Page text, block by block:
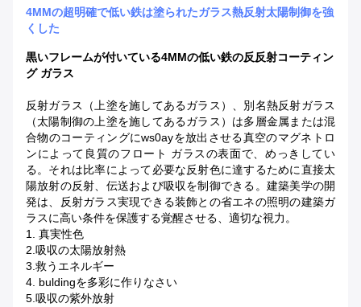
4MMの超明確で低い鉄は塗られたガラス熱反射太陽制御を強
くした
黒いフレームが付いている4MMの低い鉄の反反射コーティン
グ ガラス
反射ガラス（上塗を施してあるガラス）、別名熱反射ガラス
（太陽制御の上塗を施してあるガラス）は多層金属または混
合物のコーティングにws0ayを放出させる真空のマグネトロ
ンによって良質のフロート ガラスの表面で、めっきしてい
る。それは比率によって必要な反射色に達するために直接太
陽放射の反射、伝送および吸収を制御できる。建築美学の開
発は、反射ガラス実現できる装飾との省エネの照明の建築ガ
ラスに高い条件を保護する覚醒させる、適切な視力。
1. 真実性色
2.吸収の太陽放射熱
3.救うエネルギー
4. buldingを多彩に作りなさい
5.吸収の紫外放射